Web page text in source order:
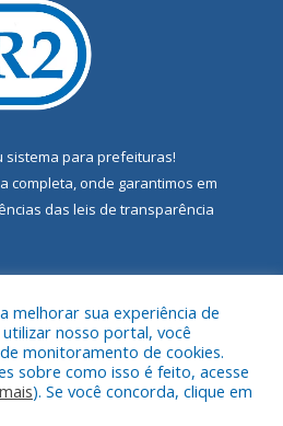
sistema para prefeituras!
completa, onde garantimos em
das leis de transparência
a Câmara Municipal de Terra Alta.
melhorar sua experiência de
nosso portal, você
monitoramento de cookies.
sobre como isso é feito, acesse
). Se você concorda, clique em